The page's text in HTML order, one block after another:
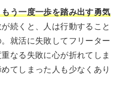
う一度一歩を踏み出す勇気
続くと、人は行動すること
就活に失敗してフリーター
なる失敗に心が折れてしま
てしまった人も少なくあり